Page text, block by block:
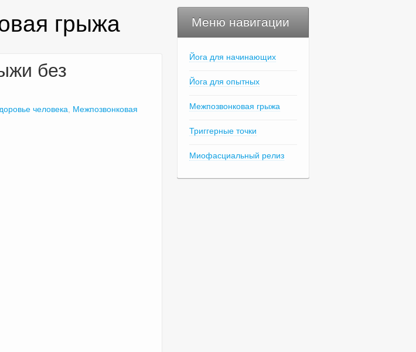
грыжа
без
человека
Межпозвонковая
Меню навигации
Йога для начинающих
Йога для опытных
Межпозвонковая грыжа
Триггерные точки
Миофасциальный релиз